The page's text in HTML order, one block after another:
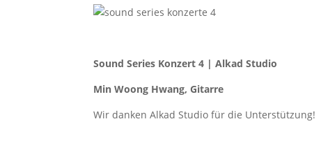
Sound Series Konzert 4 | Alkad Studio
Min Woong Hwang, Gitarre
Wir danken Alkad Studio für die Unterstützung!